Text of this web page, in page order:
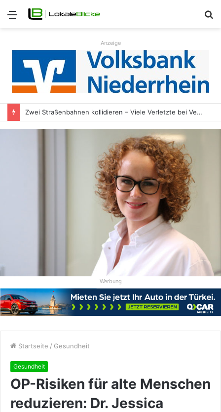
Menü
Anzeige
Zwei Straßenbahnen kollidieren – Viele Verletzte bei Verkehrsunfall
Werbung
Startseite / Gesundheit
Gesundheit
OP-Risiken für alte Menschen
reduzieren: Dr. Jessica